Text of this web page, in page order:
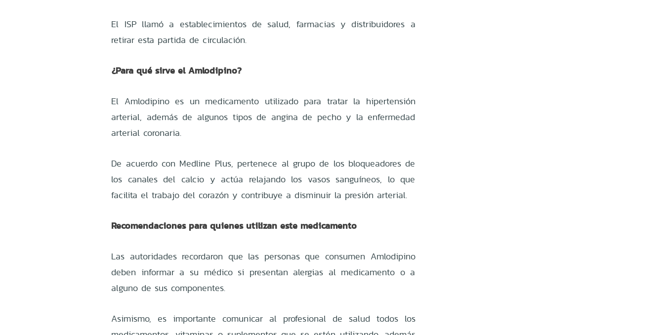
El ISP llamó a establecimientos de salud, farmacias y distribuidores a
retirar esta partida de circulación.
¿Para qué sirve el Amlodipino?
El Amlodipino es un medicamento utilizado para tratar la hipertensión
arterial, además de algunos tipos de angina de pecho y la enfermedad
arterial coronaria.
De acuerdo con Medline Plus, pertenece al grupo de los bloqueadores de
los canales del calcio y actúa relajando los vasos sanguíneos, lo que
facilita el trabajo del corazón y contribuye a disminuir la presión arterial.
Recomendaciones para quienes utilizan este medicamento
Las autoridades recordaron que las personas que consumen Amlodipino
deben informar a su médico si presentan alergias al medicamento o a
alguno de sus componentes.
Asimismo, es importante comunicar al profesional de salud todos los